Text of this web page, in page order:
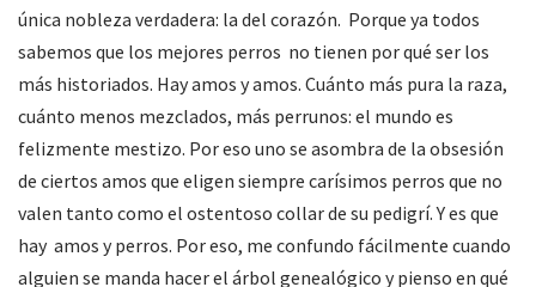
única nobleza verdadera: la del corazón. Porque ya todos
sabemos que los mejores perros no tienen por qué ser los
más historiados. Hay amos y amos. Cuánto más pura la raza,
cuánto menos mezclados, más perrunos: el mundo es
felizmente mestizo. Por eso uno se asombra de la obsesión
de ciertos amos que eligen siempre carísimos perros que no
valen tanto como el ostentoso collar de su pedigrí. Y es que
hay amos y perros. Por eso, me confundo fácilmente cuando
alguien se manda hacer el árbol genealógico y pienso en qué